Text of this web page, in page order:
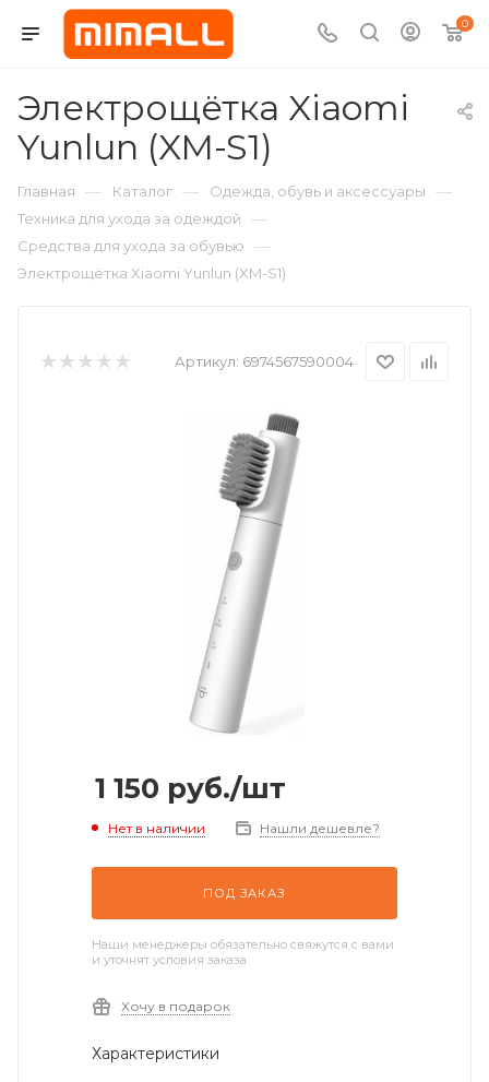
0
Электрощётка Xiaomi
Yunlun (XM-S1)
Главная — Каталог — Одежда, обувь и аксессуары —
Техника для ухода за одеждой —
Средства для ухода за обувью —
Электрощётка Xiaomi Yunlun (XM-S1)
Артикул: 6974567590004
1 150 руб./шт
Нет в наличии Нашли дешевле?
ПОД ЗАКАЗ
Наши менеджеры обязательно свяжутся с вами
и уточнят условия заказа
Хочу в подарок
Характеристики